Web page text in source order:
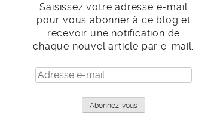
Saisissez votre adresse e-mail
pour vous abonner à ce blog et
recevoir une notification de
chaque nouvel article par e-mail.
Adresse
e-
Abonnez-vous